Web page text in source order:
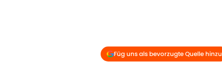
Füg uns als bevorzugte Quelle hinzu